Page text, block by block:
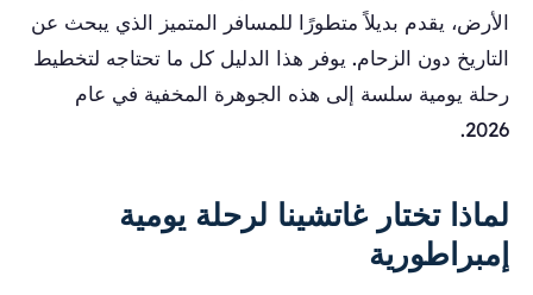
الأرض، يقدم بديلاً متطورًا للمسافر المتميز الذي يبحث عن
التاريخ دون الزحام. يوفر هذا الدليل كل ما تحتاجه لتخطيط
رحلة يومية سلسة إلى هذه الجوهرة المخفية في عام
2026.
لماذا تختار غاتشينا لرحلة يومية
إمبراطورية